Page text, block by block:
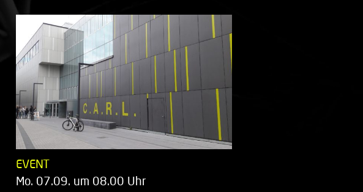
EVENT
Mo. 07.09. um 08.00 Uhr